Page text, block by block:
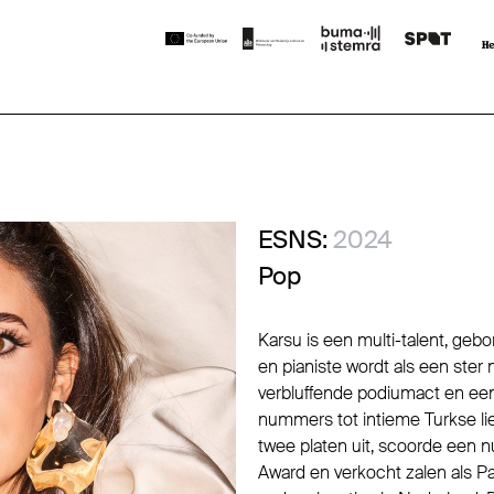
ESNS: 2024
Pop
Karsu is een multi-talent,
en pianiste wordt als een ster
verbluffende podiumact en
nummers tot intieme Turkse
twee platen uit, scoorde een
Award en verkocht zalen als